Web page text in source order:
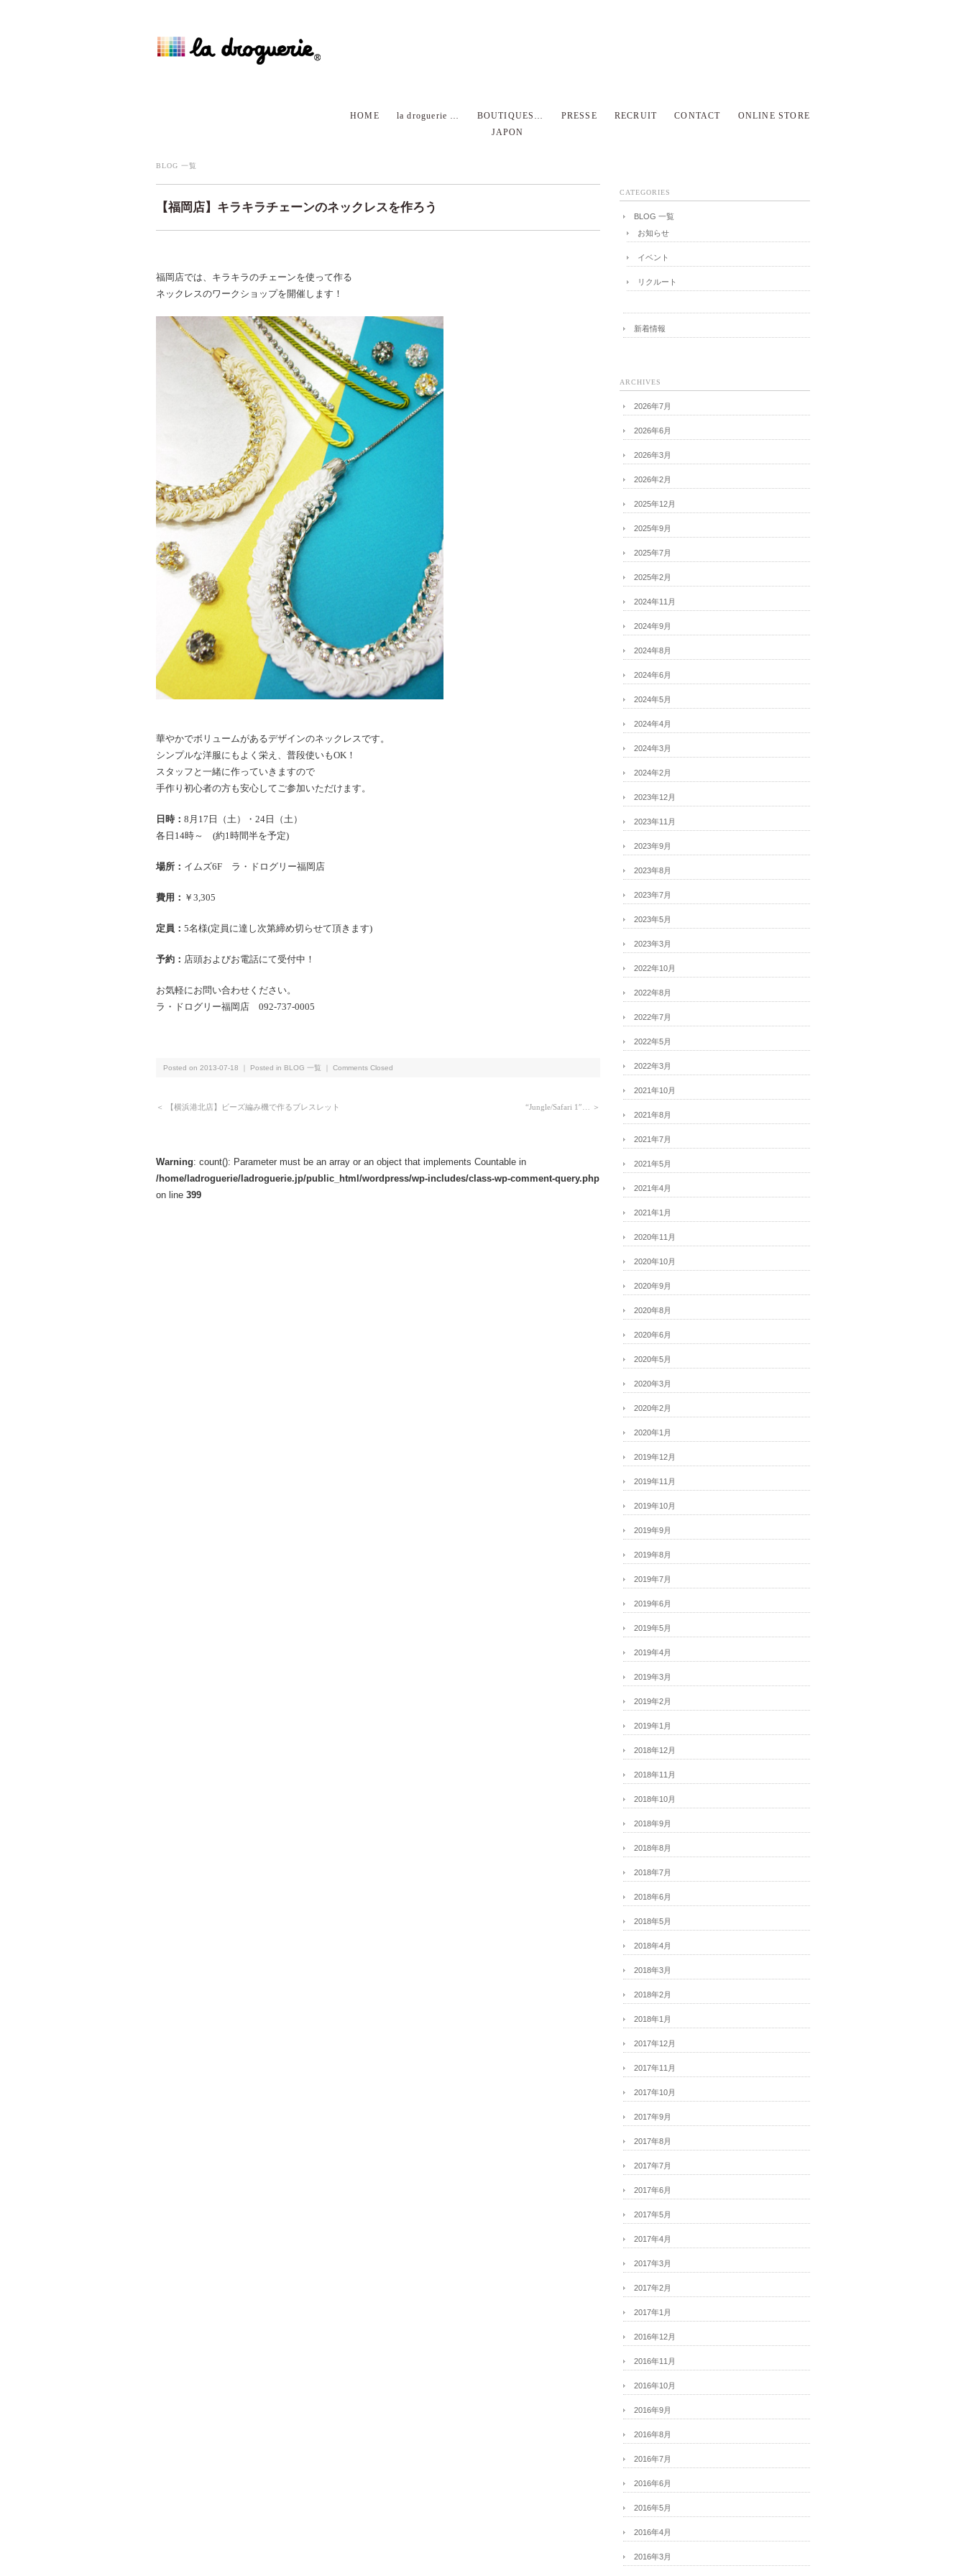
HOME la droguerie …
BOUTIQUES…
JAPON
PRESSE RECRUIT CONTACT ONLINE STORE
BLOG 一覧
【福岡店】キラキラチェーンのネックレスを作ろう
福岡店では、キラキラのチェーンを使って作る
ネックレスのワークショップを開催します！
華やかでボリュームがあるデザインのネックレスです。
シンプルな洋服にもよく栄え、普段使いもOK！
スタッフと一緒に作っていきますので
手作り初心者の方も安心してご参加いただけます。
日時： 8月17日（土）・24日（土）
各日14時～ (約1時間半を予定)
場所： イムズ6F ラ・ドログリー福岡店
費用： ￥3,305
定員： 5名様(定員に達し次第締め切らせて頂きます)
予約： 店頭およびお電話にて受付中！
お気軽にお問い合わせください。
ラ・ドログリー福岡店 092-737-0005
Posted on 2013-07-18 ｜ Posted in BLOG 一覧 Comments Closed
＜ 【横浜港北店】ビーズ編み機で作るブレスレット “Jungle/Safari 1″… ＞
Warning: count(): Parameter must be an array or an object that implements Countable in
/home/ladroguerie/ladroguerie.jp/public_html/wordpress/wp-includes/class-wp-comment-query.php
on line 399
CATEGORIES
BLOG 一覧
お知らせ
イベント
リクルート
新着情報
ARCHIVES
2026年7月
2026年6月
2026年3月
2026年2月
2025年12月
2025年9月
2025年7月
2025年2月
2024年11月
2024年9月
2024年8月
2024年6月
2024年5月
2024年4月
2024年3月
2024年2月
2023年12月
2023年11月
2023年9月
2023年8月
2023年7月
2023年5月
2023年3月
2022年10月
2022年8月
2022年7月
2022年5月
2022年3月
2021年10月
2021年8月
2021年7月
2021年5月
2021年4月
2021年1月
2020年11月
2020年10月
2020年9月
2020年8月
2020年6月
2020年5月
2020年3月
2020年2月
2020年1月
2019年12月
2019年11月
2019年10月
2019年9月
2019年8月
2019年7月
2019年6月
2019年5月
2019年4月
2019年3月
2019年2月
2019年1月
2018年12月
2018年11月
2018年10月
2018年9月
2018年8月
2018年7月
2018年6月
2018年5月
2018年4月
2018年3月
2018年2月
2018年1月
2017年12月
2017年11月
2017年10月
2017年9月
2017年8月
2017年7月
2017年6月
2017年5月
2017年4月
2017年3月
2017年2月
2017年1月
2016年12月
2016年11月
2016年10月
2016年9月
2016年8月
2016年7月
2016年6月
2016年5月
2016年4月
2016年3月